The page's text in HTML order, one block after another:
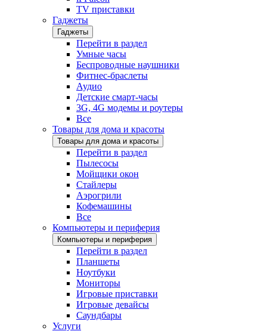
TV приставки
Гаджеты
Гаджеты
Перейти в раздел
Умные часы
Беспроводные наушники
Фитнес-браслеты
Аудио
Детские смарт-часы
3G, 4G модемы и роутеры
Все
Товары для дома и красоты
Товары для дома и красоты
Перейти в раздел
Пылесосы
Мойщики окон
Стайлеры
Аэрогрили
Кофемашины
Все
Компьютеры и периферия
Компьютеры и периферия
Перейти в раздел
Планшеты
Ноутбуки
Мониторы
Игровые приставки
Игровые девайсы
Саундбары
Услуги